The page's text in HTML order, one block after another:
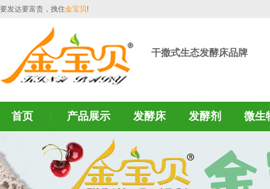
要发达要富贵，拽住金宝贝!
干撒式生态发酵床品牌
首页 产品展示 发酵床 发酵剂 微生